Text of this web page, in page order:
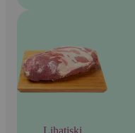
Lihatiski